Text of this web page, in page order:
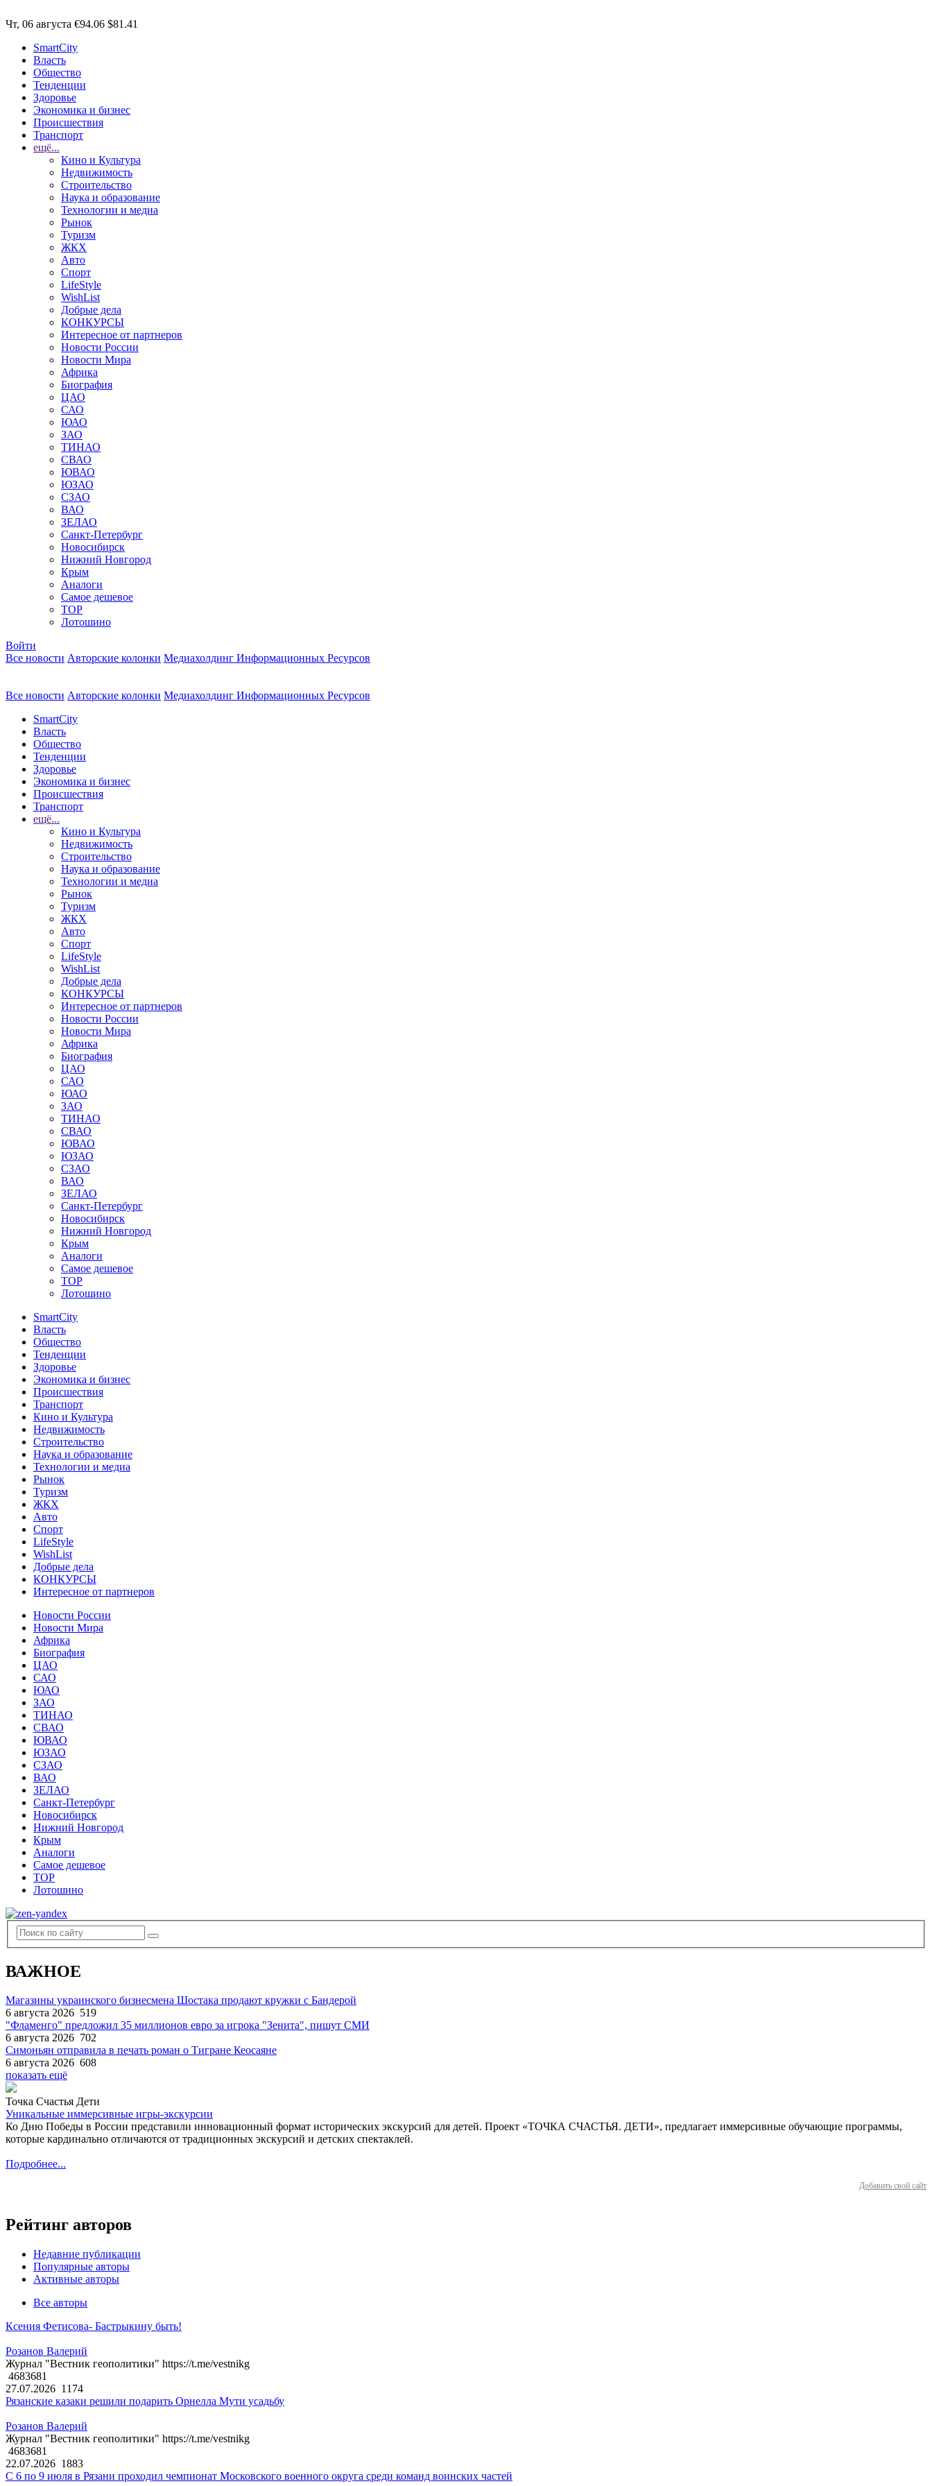
Чт, 06 августа €94.06 $81.41
SmartCity
Власть
Общество
Тенденции
Здоровье
Экономика и бизнес
Происшествия
Транспорт
ещё...
Кино и Культура
Недвижимость
Строительство
Наука и образование
Технологии и медиа
Рынок
Туризм
ЖКХ
Авто
Спорт
LifeStyle
WishList
Добрые дела
КОНКУРСЫ
Интересное от партнеров
Новости России
Новости Мира
Африка
Биография
ЦАО
САО
ЮАО
ЗАО
ТИНАО
СВАО
ЮВАО
ЮЗАО
СЗАО
ВАО
ЗЕЛАО
Санкт-Петербург
Новосибирск
Нижний Новгород
Крым
Аналоги
Самое дешевое
TOP
Лотошино
Войти
Все новости Авторские колонки Медиахолдинг Информационных Ресурсов
Все новости Авторские колонки Медиахолдинг Информационных Ресурсов
SmartCity
Власть
Общество
Тенденции
Здоровье
Экономика и бизнес
Происшествия
Транспорт
ещё...
Кино и Культура
Недвижимость
Строительство
Наука и образование
Технологии и медиа
Рынок
Туризм
ЖКХ
Авто
Спорт
LifeStyle
WishList
Добрые дела
КОНКУРСЫ
Интересное от партнеров
Новости России
Новости Мира
Африка
Биография
ЦАО
САО
ЮАО
ЗАО
ТИНАО
СВАО
ЮВАО
ЮЗАО
СЗАО
ВАО
ЗЕЛАО
Санкт-Петербург
Новосибирск
Нижний Новгород
Крым
Аналоги
Самое дешевое
TOP
Лотошино
SmartCity
Власть
Общество
Тенденции
Здоровье
Экономика и бизнес
Происшествия
Транспорт
Кино и Культура
Недвижимость
Строительство
Наука и образование
Технологии и медиа
Рынок
Туризм
ЖКХ
Авто
Спорт
LifeStyle
WishList
Добрые дела
КОНКУРСЫ
Интересное от партнеров
Новости России
Новости Мира
Африка
Биография
ЦАО
САО
ЮАО
ЗАО
ТИНАО
СВАО
ЮВАО
ЮЗАО
СЗАО
ВАО
ЗЕЛАО
Санкт-Петербург
Новосибирск
Нижний Новгород
Крым
Аналоги
Самое дешевое
TOP
Лотошино
ВАЖНОЕ
Магазины украинского бизнесмена Шостака продают кружки с Бандерой
6 августа 2026 519
"Фламенго" предложил 35 миллионов евро за игрока "Зенита", пишут СМИ
6 августа 2026 702
Симоньян отправила в печать роман о Тигране Кеосаяне
6 августа 2026 608
показать ещё
Точка Счастья Дети
Уникальные иммерсивные игры-экскурсии
Ко Дню Победы в России представили инновационный формат исторических экскурсий для детей. Проект «ТОЧКА СЧАСТЬЯ. ДЕТИ», предлагает иммерсивные обучающие программы,
которые кардинально отличаются от традиционных экскурсий и детских спектаклей.
Подробнее...
Добавить свой сайт
Рейтинг авторов
Недавние публикации
Популярные авторы
Активные авторы
Все авторы
Ксения Фетисова- Бастрыкину быть!
Розанов Валерий
Журнал "Вестник геополитики" https://t.me/vestnikg
4683681
27.07.2026 1174
Рязанские казаки решили подарить Орнелла Мути усадьбу
Розанов Валерий
Журнал "Вестник геополитики" https://t.me/vestnikg
4683681
22.07.2026 1883
С 6 по 9 июля в Рязани проходил чемпионат Московского военного округа среди команд воинских частей